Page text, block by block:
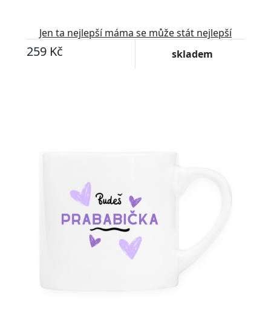
Jen ta nejlepší máma se může stát nejlepší
259 Kč skladem